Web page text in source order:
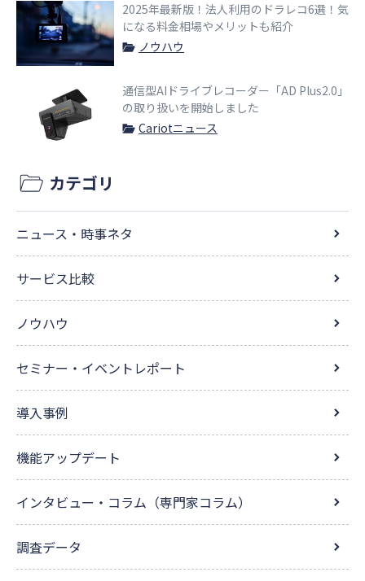
2025年最新版！法人利用のドラレコ6選！気
になる料金相場やメリットも紹介
ノウハウ
通信型AIドライブレコーダー「AD Plus2.0」
の取り扱いを開始しました
Cariotニュース
カテゴリ
ニュース・時事ネタ
サービス比較
ノウハウ
セミナー・イベントレポート
導入事例
機能アップデート
インタビュー・コラム（専門家コラム）
調査データ